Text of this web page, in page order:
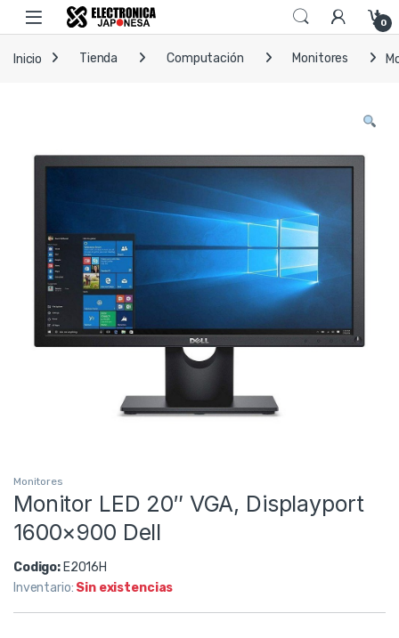
Skip to navigation
Skip to content
Open 0
Inicio Tienda Computación Monitores
Monitores
Monitor LED 20″ VGA, Displayport
1600×900 Dell
Codigo: E2016H
Inventario: Sin existencias